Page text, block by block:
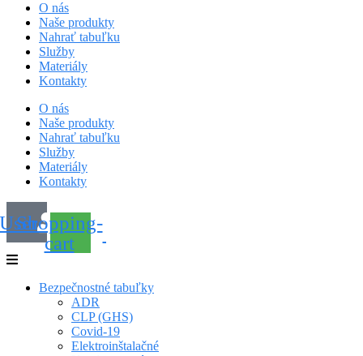
O nás
Naše produkty
Nahrať tabuľku
Služby
Materiály
Kontakty
O nás
Naše produkty
Nahrať tabuľku
Služby
Materiály
Kontakty
Shopping-
cart
Bezpečnostné tabuľky
ADR
CLP (GHS)
Covid-19
Elektroinštalačné